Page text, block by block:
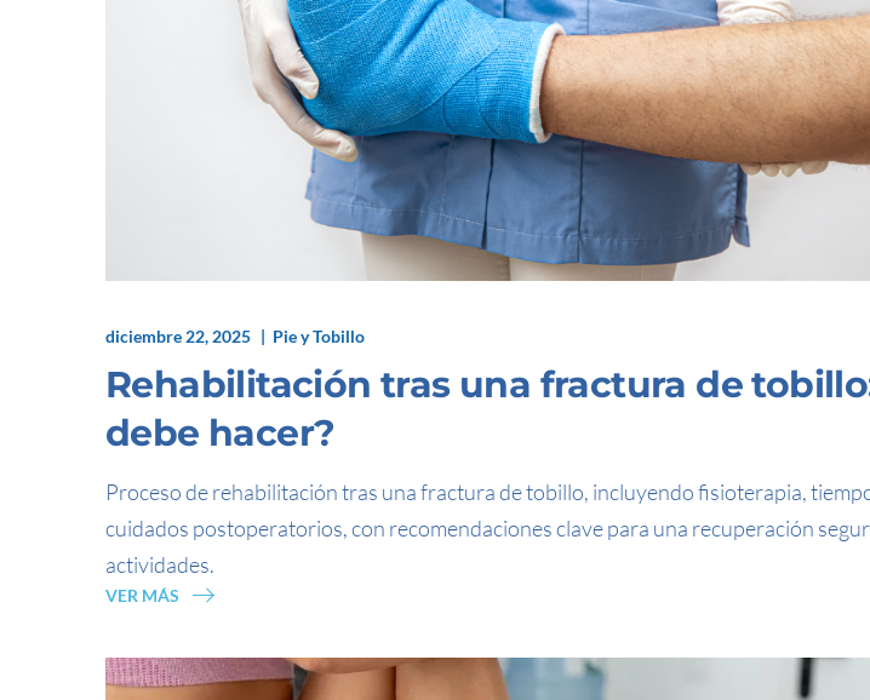
diciembre 22, 2025 Pie y Tobillo
Rehabilitación tras una fractura de
debe hacer?
Proceso de rehabilitación tras una fractura de tobillo, incluyendo fisioterapia,
cuidados postoperatorios, con recomendaciones clave para una recuperación
actividades.
VER MÁS